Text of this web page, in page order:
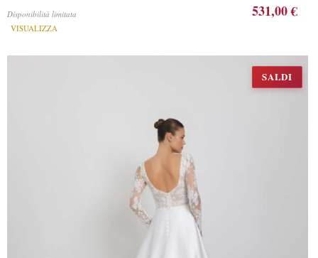
Disponibilità limitata
VISUALIZZA
531,00 €
SALDI